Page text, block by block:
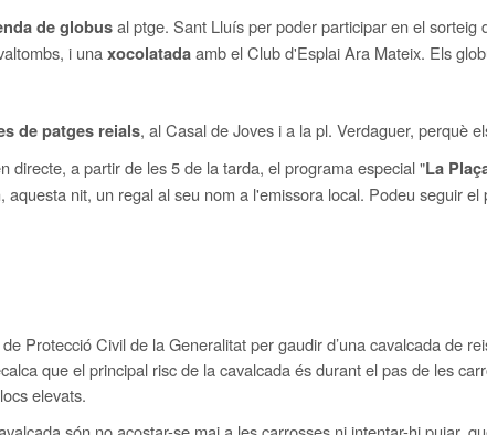
de globusal ptge. Sant Lluís per poder participar en el
i unaxocolatadaamb el Club d'Esplai Ara Mateix. Els
de patges reials, al Casal de Joves i a la pl. Verdaguer, perquè
directe, a partir de les 5 de la tarda, el programa especial"La
aquesta nit, un regal al seu nom a l'emissora local. Podeu seguir
Protecció Civil de la Generalitat per gaudir d’una cavalcada de
que el principal risc de la cavalcada és durant el pas de les
elevats.